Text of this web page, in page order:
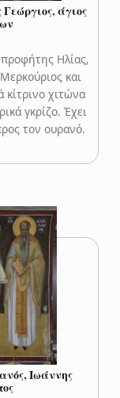
άγιος
προφήτης Ηλίας,
και
χιτώνα
γκρίζο. Έχει
τον ουρανό.
Ιωάννης